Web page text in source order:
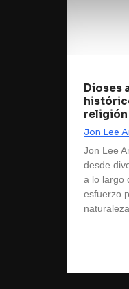
Dioses
religión
Jon Lee
Jon Lee
desde
a lo largo
esfuerzo
naturaleza